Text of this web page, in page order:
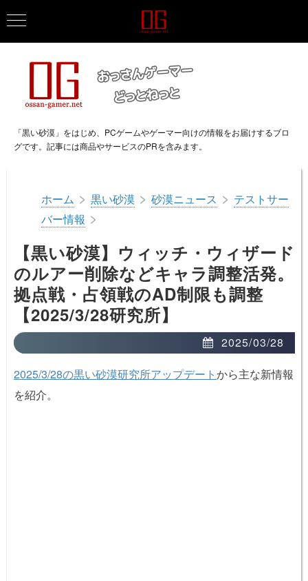
「黒い砂漠」をはじめ、PCゲームやゲーマー向けの情報をお届けするブロ
グです。記事には商品やサービスのPRを含みます。
ホーム > 黒い砂漠 > 砂漠ニュース > テストサー
バー情報 >
【黒い砂漠】ウィッチ・ウィザード
のルアー削除などキャラ調整活発。
拠点戦・占領戦のAD制限も調整
【2025/3/28研究所】
2025/03/28
2025/3/28の黒い砂漠研究所アップデートから主な新情報
を紹介。